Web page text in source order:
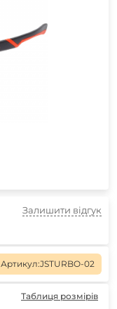
Залишити відгук
Артикул:JSTURBO-02
Таблиця розмірів